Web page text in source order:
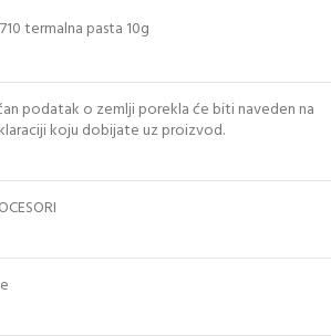
termalna pasta 10g
podatak o zemlji porekla će biti naveden na
koju dobijate uz proizvod.